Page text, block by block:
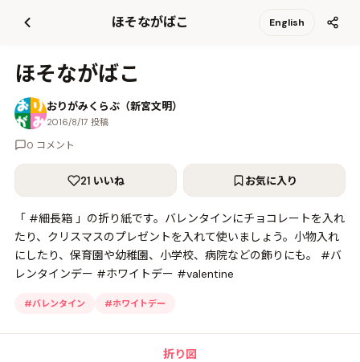
ほそながばこ English
ほそながばこ
おりがみくらぶ（新宮文明）
2016/8/17 投稿
0 コメント
21 いいね お気に入り
「 #細長箱 」の折り紙です。バレンタインにチョコレートを入れ
たり、クリスマスのプレゼントを入れて使いましょう。小物入れ
にしたり、保育園や幼稚園、小学校、病院などの飾りにも。 #バ
レンタインデー #ホワイトデー #valentine
#バレンタイン #ホワイトデー
折り図